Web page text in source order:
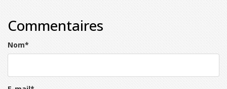
Commentaires
Nom*